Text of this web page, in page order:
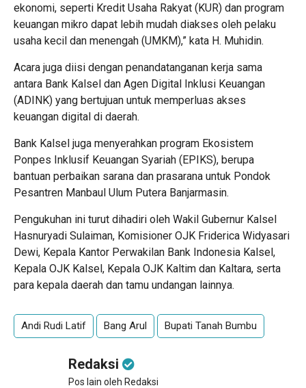
ekonomi, seperti Kredit Usaha Rakyat (KUR) dan program
keuangan mikro dapat lebih mudah diakses oleh pelaku
usaha kecil dan menengah (UMKM),” kata H. Muhidin.
Acara juga diisi dengan penandatanganan kerja sama
antara Bank Kalsel dan Agen Digital Inklusi Keuangan
(ADINK) yang bertujuan untuk memperluas akses
keuangan digital di daerah.
Bank Kalsel juga menyerahkan program Ekosistem
Ponpes Inklusif Keuangan Syariah (EPIKS), berupa
bantuan perbaikan sarana dan prasarana untuk Pondok
Pesantren Manbaul Ulum Putera Banjarmasin.
Pengukuhan ini turut dihadiri oleh Wakil Gubernur Kalsel
Hasnuryadi Sulaiman, Komisioner OJK Friderica Widyasari
Dewi, Kepala Kantor Perwakilan Bank Indonesia Kalsel,
Kepala OJK Kalsel, Kepala OJK Kaltim dan Kaltara, serta
para kepala daerah dan tamu undangan lainnya.
Andi Rudi Latif Bang Arul Bupati Tanah Bumbu
Redaksi
Pos lain oleh Redaksi